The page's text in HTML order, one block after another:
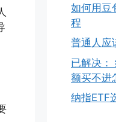
如何用豆
程
普通人应
已解决：
额买不进
纳指ETF